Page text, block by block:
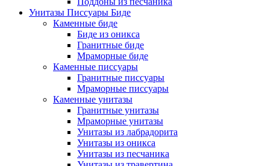
Унитазы Писсуары Биде
Каменные биде
Биде из оникса
Гранитные биде
Мраморные биде
Каменные писсуары
Гранитные писсуары
Мраморные писсуары
Каменные унитазы
Гранитные унитазы
Мраморные унитазы
Унитазы из лабрадорита
Унитазы из оникса
Унитазы из песчаника